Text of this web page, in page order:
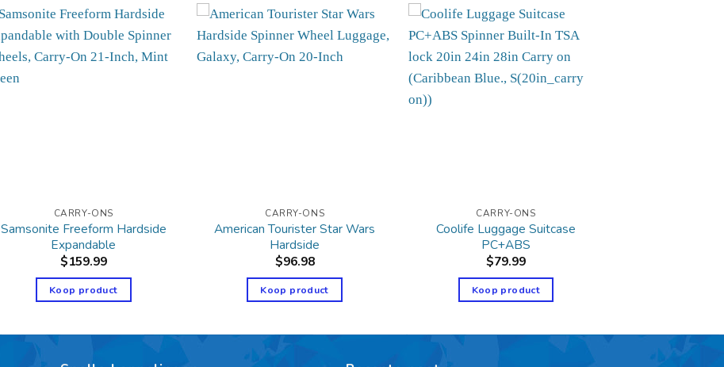
CARRY-ONS
Samsonite Freeform Hardside
Expandable
$159.99
Koop product
CARRY-ONS
American Tourister Star Wars
Hardside
$96.98
Koop product
CARRY-ONS
Coolife Luggage Suitcase
PC+ABS
$79.99
Koop product